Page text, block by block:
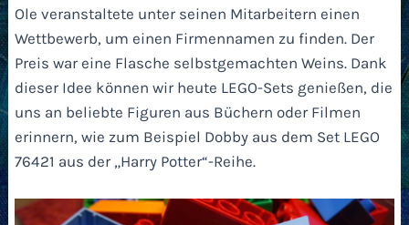
Ole veranstaltete unter seinen Mitarbeitern einen
Wettbewerb, um einen Firmennamen zu finden. Der
Preis war eine Flasche selbstgemachten Weins. Dank
dieser Idee können wir heute LEGO-Sets genießen, die
uns an beliebte Figuren aus Büchern oder Filmen
erinnern, wie zum Beispiel Dobby aus dem Set LEGO
76421 aus der „Harry Potter“-Reihe.